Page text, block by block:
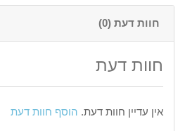
חוות דעת (0)
חוות דעת
אין עדיין חוות דעת. הוסף חוות דעת